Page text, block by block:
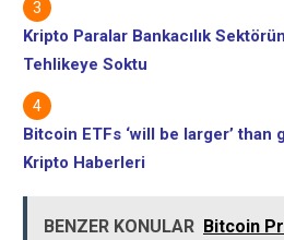
Kripto Paralar Bankacılık
Tehlikeye Soktu
Bitcoin ETFs ‘will be larger’ than
Kripto Haberleri
BENZER KONULAR Bitcoin